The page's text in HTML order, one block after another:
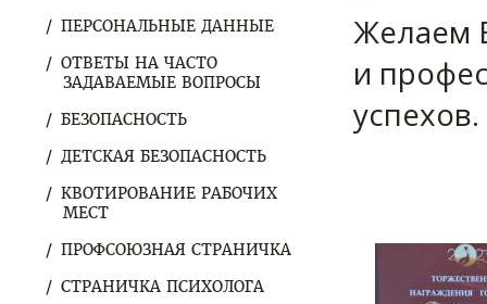
ПЕРСОНАЛЬНЫЕ ДАННЫЕ
ОТВЕТЫ НА ЧАСТО
ЗАДАВАЕМЫЕ ВОПРОСЫ
БЕЗОПАСНОСТЬ
ДЕТСКАЯ БЕЗОПАСНОСТЬ
КВОТИРОВАНИЕ РАБОЧИХ
МЕСТ
ПРОФСОЮЗНАЯ СТРАНИЧКА
СТРАНИЧКА ПСИХОЛОГА
Желаем
и
успехов.